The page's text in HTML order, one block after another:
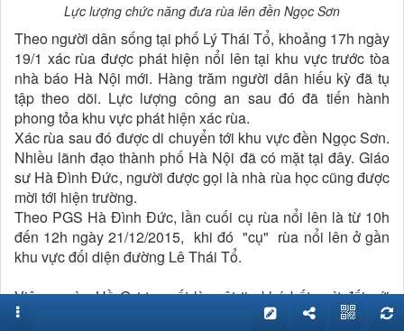
Lực lượng chức năng đưa rùa lên đền Ngọc Sơn
Theo người dân sống tại phố Lý Thái Tổ, khoảng 17h ngày
19/1 xác rùa được phát hiện nổi lên tại khu vực trước tòa
nhà báo Hà Nội mới. Hàng trăm người dân hiếu kỳ đã tụ
tập theo dõi. Lực lượng công an sau đó đã tiến hành
phong tỏa khu vực phát hiện xác rùa.
Xác rùa sau đó được di chuyển tới khu vực đền Ngọc Sơn.
Nhiều lãnh đạo thành phố Hà Nội đã có mặt tại đây. Giáo
sư Hà Đình Đức, người được gọi là nhà rùa học cũng được
mời tới hiện trường.
Theo PGS Hà Đình Đức, lần cuối cụ rùa nổi lên là từ 10h
đến 12h ngày 21/12/2015, khi đó "cụ" rùa nổi lên ở gần
khu vực đối diện đường Lê Thái Tổ.
Việc cụ rùa Hồ Gươm mất là một tin khá bất ngờ đối với
nhiều người dân Hà Nội cũng như người dân trong cả